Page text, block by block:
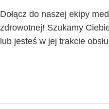
Dołącz do naszej ekipy
zdrowotnej! Szukamy
lub jesteś w jej trakcie